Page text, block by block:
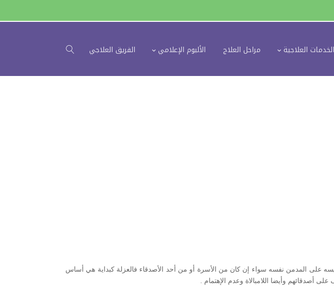
الخدمات العلاجية مراحل العلاج الألبوم الإعلامي الفريق العلاجي
على المدمن نفسه سواء إن كان من الأسرة أو من أحد الأصدقاء فالعزلة كبداية هي أساس
أصدقائهم وأيضا اللامبالاة وعدم الإهتمام .